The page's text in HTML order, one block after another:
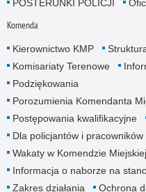
POSTERUNKI POLICJI
Komenda
Kierownictwo KMP
Komisariaty Terenowe
Podziękowania
Porozumienia Komendanta
Postępowania kwalifikacyjne
Dla policjantów i pracowników
Wakaty w Komendzie
Informacja o naborze na
Zakres działania
Ochrona